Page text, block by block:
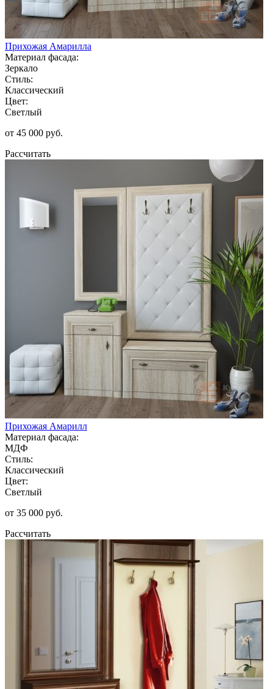
Прихожая Амарилла
Материал фасада:
Зеркало
Стиль:
Классический
Цвет:
Светлый
от 45 000 руб.
Рассчитать
Прихожая Амарилл
Материал фасада:
МДФ
Стиль:
Классический
Цвет:
Светлый
от 35 000 руб.
Рассчитать